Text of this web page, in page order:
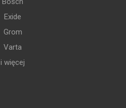
Exide
Grom
Varta
i więcej